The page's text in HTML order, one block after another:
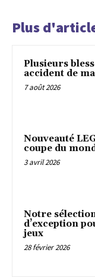
Plus
Plusieurs
accident de
7 août 2026
Nouveauté
coupe du
3 avril 2026
Notre
d’exception
jeux
28 février 2026